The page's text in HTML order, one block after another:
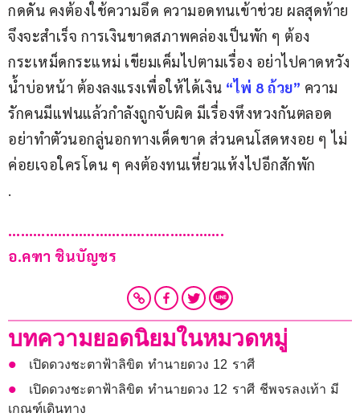
กดดัน คงต้องใช้ความอึด ความอดทนเข้าช่วย ผลสุดท้าย
จึงจะสำเร็จ การเงินขาดสภาพคล่องเป็นพัก ๆ ต้อง
กระเหม็ดกระแหม่ เขียมเค็มไปตามเรื่อง อย่าไปคาดหวัง
น้ำบ่อหน้า ต้องลงแรงเพื่อให้ได้เงิน “ไพ่ 8 ถ้วย” ความ
รักคนมีแฟนแล้วกำลังถูกจับผิด มีเรื่องหึงหวงกันตลอด
อย่าทำตัวนอกลู่นอกทางเด็ดขาด ส่วนคนโสดหงอย ๆ ไม่
ค่อยเจอใครโดน ๆ คงต้องทนเหี่ยวแห้งไปอีกสักพัก
.
…………………………………………….
อ.คฑา ชินบัญชร
บทความยอดนิยมในหมวดหมู่
เปิดดวงชะตาฟ้าลิขิต ทำนายดวง 12 ราศี
เปิดดวงชะตาฟ้าลิขิต ทำนายดวง 12 ราศี ชีพจรลงเท้า มี
เกณฑ์เดินทาง